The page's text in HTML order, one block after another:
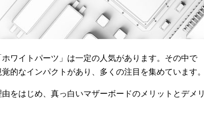
ワイトパーツ」は一定の人気があります。その中で
的なインパクトがあり、多くの注目を集めています。
をはじめ、真っ白いマザーボードのメリットとデメリ